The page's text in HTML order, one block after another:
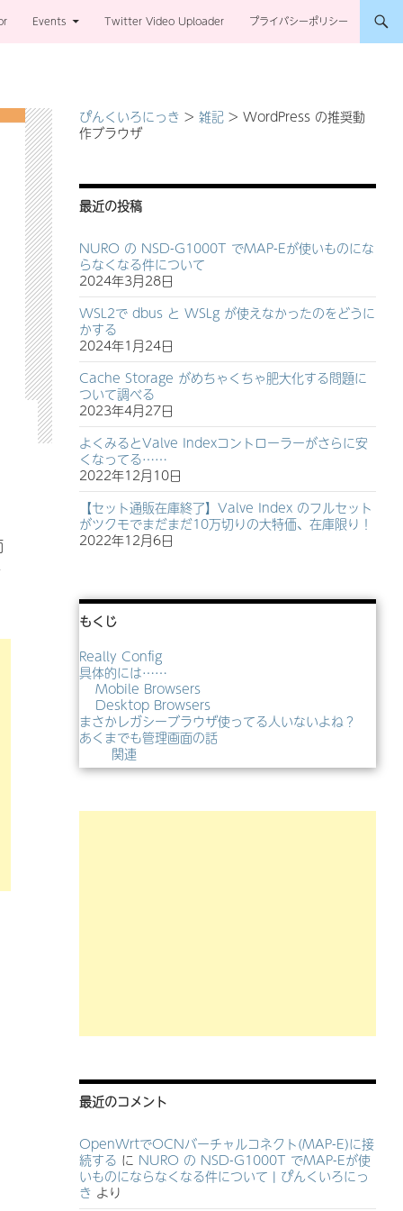
Events Twitter Video Uploader プライバシーポリシー
ぴんくいろにっき > 雑記> WordPress の推奨動
作ブラウザ
最近の投稿
NURO の NSD-G1000T でMAP-Eが使いものにな
らなくなる件について
2024年3月28日
WSL2で dbus と WSLg が使えなかったのをどうに
かする
2024年1月24日
Cache Storage がめちゃくちゃ肥大化する問題に
ついて調べる
2023年4月27日
よくみるとValve Indexコントローラーがさらに安
くなってる……
2022年12月10日
【セット通販在庫終了】Valve Index のフルセット
がツクモでまだまだ10万切りの大特価、在庫限り！
2022年12月6日
もくじ
Really Config
具体的には……
Mobile Browsers
Desktop Browsers
まさかレガシーブラウザ使ってる人いないよね？
あくまでも管理画面の話
関連
最近のコメント
OpenWrtでOCNバーチャルコネクト(MAP-E)に接
続する に NURO の NSD-G1000T でMAP-Eが使
いものにならなくなる件について | ぴんくいろにっ
き より